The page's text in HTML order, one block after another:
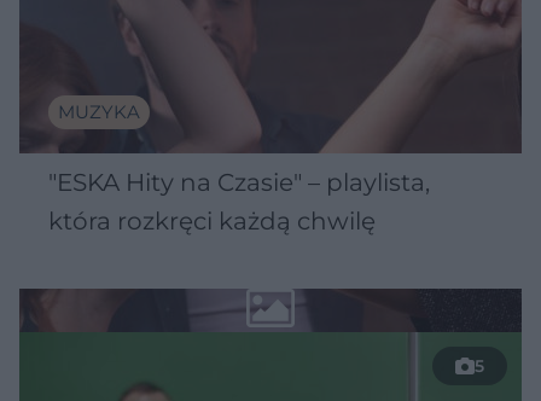
MUZYKA
"ESKA Hity na Czasie" – playlista,
która rozkręci każdą chwilę
5